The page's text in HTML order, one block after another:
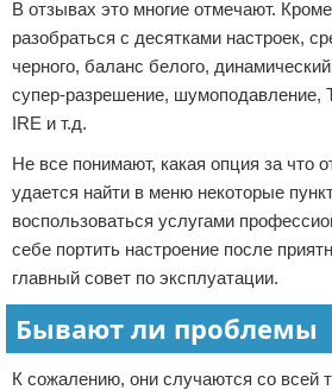
В отзывах это многие отмечают.
разобраться с десятками настроек,
черного, баланс белого,
супер-разрешение, шумоподавление,
IRE и т.д.
Не все понимают, какая опция за что
удается найти в меню некоторые
воспользоваться услугами
себе портить настроение после
главный совет по эксплуатации.
Бывают ли проблемы
К сожалению, они случаются со всей